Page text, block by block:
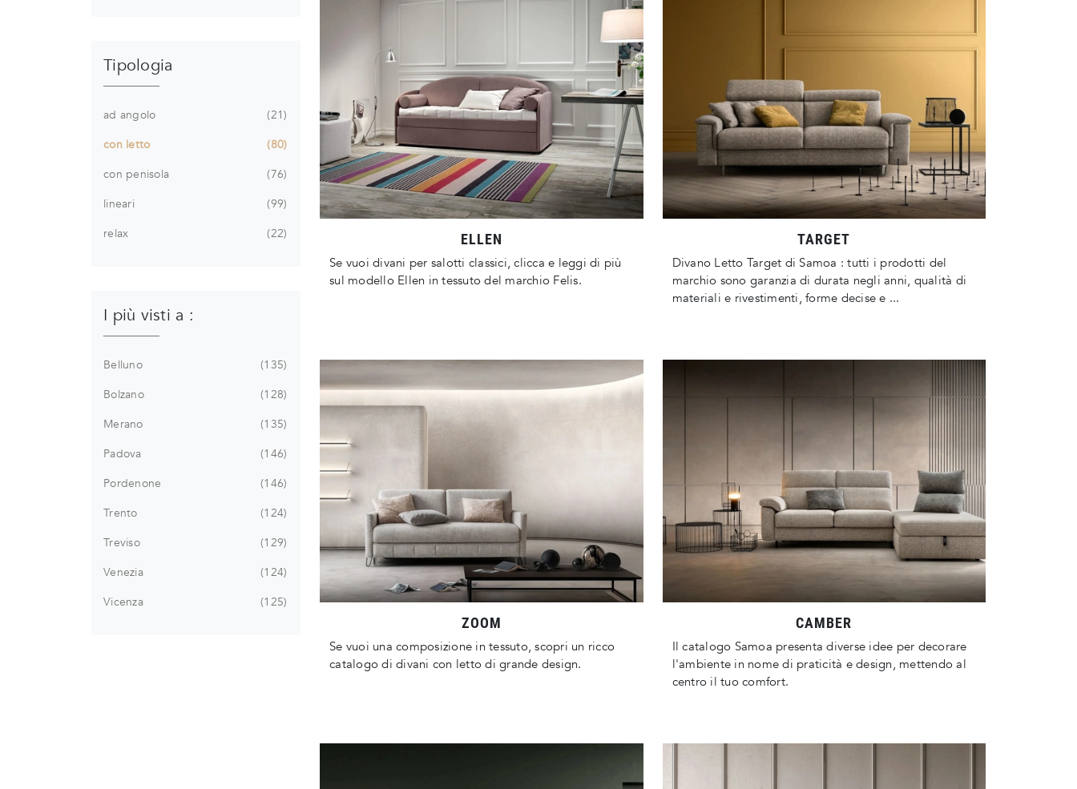
ELLEN
Se vuoi divani per salotti classici, clicca e leggi di più
sul modello Ellen in tessuto del marchio Felis.
TARGET
Divano Letto Target di Samoa : tutti i prodotti del
marchio sono garanzia di durata negli anni, qualità di
materiali e rivestimenti, forme decise e ...
ZOOM
Se vuoi una composizione in tessuto, scopri un ricco
catalogo di divani con letto di grande design.
CAMBER
Il catalogo Samoa presenta diverse idee per decorare
l'ambiente in nome di praticità e design, mettendo al
centro il tuo comfort.
Tipologia
ad angolo
21
con letto
80
con penisola
76
lineari
99
relax
22
I più visti a :
Belluno
135
Bolzano
128
Merano
135
Padova
146
Pordenone
146
Trento
124
Treviso
129
Venezia
124
Vicenza
125